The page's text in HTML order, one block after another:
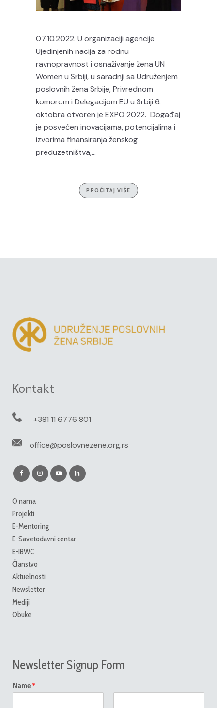
07.10.2022. U organizaciji agencije
Ujedinjenih nacija za rodnu
ravnopravnost i osnaživanje žena UN
Women u Srbiji, u saradnji sa Udruženjem
poslovnih žena Srbije, Privrednom
komorom i Delegacijom EU u Srbiji 6.
oktobra otvoren je EXPO 2022. Događaj
je posvećen inovacijama, potencijalima i
izvorima finansiranja ženskog
preduzetništva,...
PROČITAJ VIŠE
Kontakt
+381 11 6776 801
office@poslovnezene.org.rs
O nama
Projekti
E-Mentoring
E-Savetodavni centar
E-IBWC
Članstvo
Aktuelnosti
Newsletter
Mediji
Obuke
Newsletter Signup Form
Name *